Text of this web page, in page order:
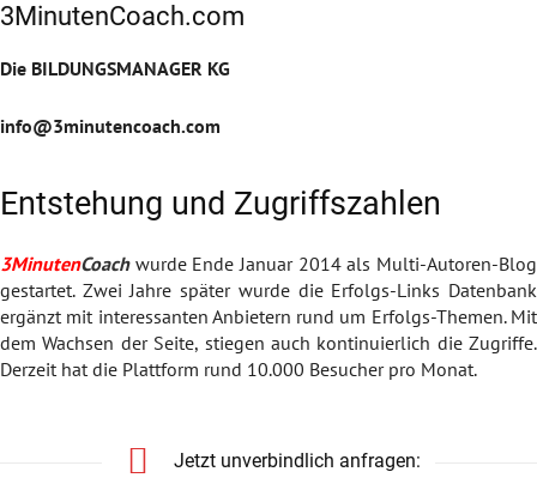
3MinutenCoach.com
Die BILDUNGSMANAGER KG
info@3minutencoach.com
Entstehung und Zugriffszahlen
3MinutenCoachwurde Ende Januar 2014 als Multi-Autoren-Blog
gestartet. Zwei Jahre später wurde die Erfolgs-Links Datenbank
ergänzt mit interessanten Anbietern rund um Erfolgs-Themen. Mit
dem Wachsen der Seite, stiegen auch kontinuierlich die Zugriffe.
Derzeit hat die Plattform rund 10.000 Besucher pro Monat.
Jetzt unverbindlich anfragen: